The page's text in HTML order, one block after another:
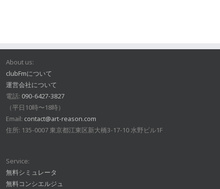
About us:
clubFmについて
運営会社について
電話: 090-6427-3827
（平日10時〜18時）
Email: contact@art-reason.com
住所: 135-0007 東京都江東区新大橋3-17-10 水野ビル1F
Service:
無料シミュレータ
無料コンシエルジュ